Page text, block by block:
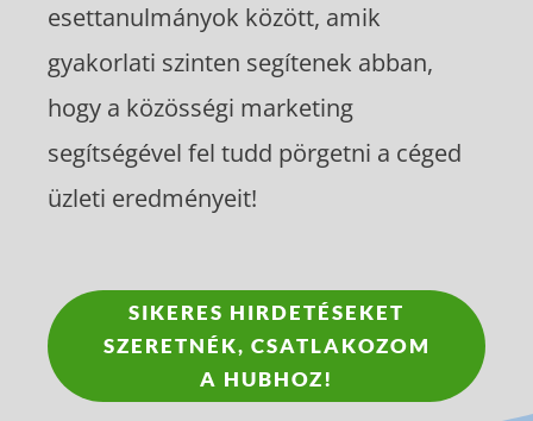
esettanulmányok között, amik
gyakorlati szinten segítenek abban,
hogy a közösségi marketing
segítségével fel tudd pörgetni a céged
üzleti eredményeit!
SIKERES HIRDETÉSEKET
SZERETNÉK, CSATLAKOZOM
A HUBHOZ!